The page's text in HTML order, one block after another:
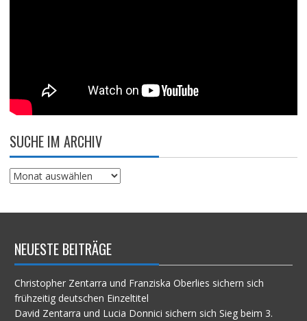
SUCHE IM ARCHIV
Suche
NEUESTE BEITRÄGE
Christopher Zentarra und Franziska Oberlies sichern sich
frühzeitig deutschen Einzeltitel
David Zentarra und Lucia Donnici sichern sich Sieg beim 3.